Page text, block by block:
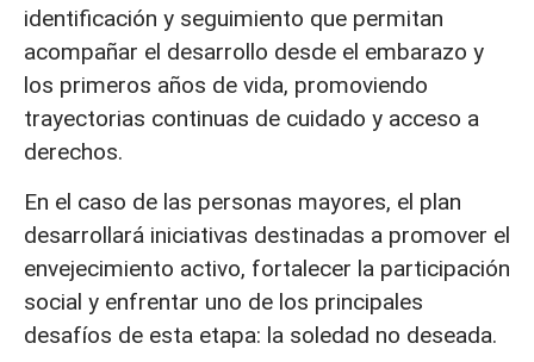
identificación y seguimiento que permitan
acompañar el desarrollo desde el embarazo y
los primeros años de vida, promoviendo
trayectorias continuas de cuidado y acceso a
derechos.
En el caso de las personas mayores, el plan
desarrollará iniciativas destinadas a promover el
envejecimiento activo, fortalecer la participación
social y enfrentar uno de los principales
desafíos de esta etapa: la soledad no deseada.